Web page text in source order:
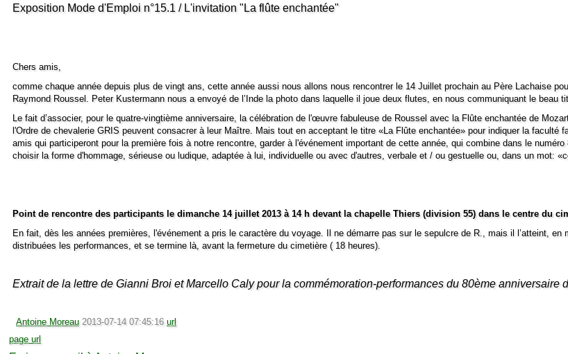
Exposition Mode d'Emploi n°15.1 / L'invitation "La flûte enchantée"
Chers amis,
comme chaque année depuis plus de vingt ans, cette année aussi nous allons nous rencontrer le 14 Juillet prochain au Père Lachaise
Raymond Roussel. Peter Kustermann nous a envoyé de l’Inde la photo dans laquelle il joue deux flutes, en nous communiquant le beau
Le fait d’associer, pour le quatre-vingtième anniversaire, la célébration de l'œuvre fabuleuse de Roussel avec la Flûte enchantée de
l'Ordre de chevalerie GRIS peuvent consacrer à leur Maître. Mais tout en acceptant le titre «La Flûte enchantée» pour indiquer la
amis qui participeront pour la première fois à notre rencontre, garder à l'événement important de cette année, qui combine dans le
choisir la forme d'hommage, sérieuse ou ludique, adaptée à lui, individuelle ou avec d'autres, verbale et / ou gestuelle ou, dans un mot:
Point de rencontre des participants le dimanche 14 juillet 2013 à 14 h devant la chapelle Thiers (division 55) dans le centre du
En fait, dès les années premières, l'événement a pris le caractère du voyage. Il ne démarre pas sur le sepulcre de R., mais il l’atteint, en
distribuées les performances, et se termine là, avant la fermeture du cimetière ( 18 heures).
Extrait de la lettre deGianni Broi et Marcello Caly pour la commémoration-performances du 80ème anniversaire
Antoine Moreau 2013-07-14 07:45:16 url
page url